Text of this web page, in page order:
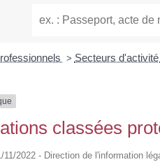
> Secteurs d'activité
classées
11/2022 - Direction de l'information